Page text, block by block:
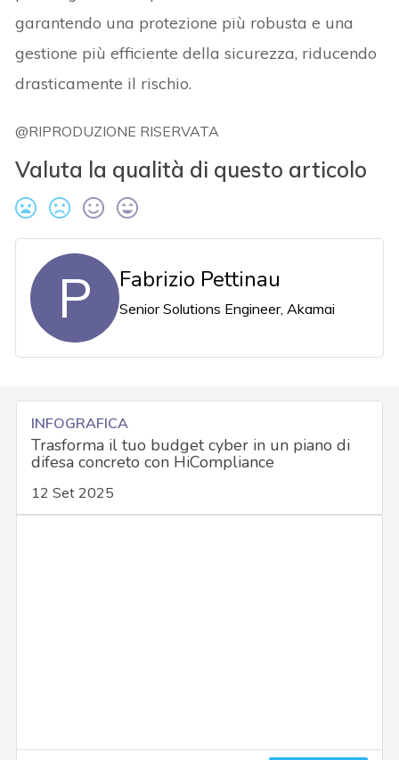
garantendo una protezione più robusta e una
gestione più efficiente della sicurezza, riducendo
drasticamente il rischio.
@RIPRODUZIONE RISERVATA
Valuta la qualità di questo articolo
P Fabrizio Pettinau
Senior Solutions Engineer, Akamai
INFOGRAFICA
Trasforma il tuo budget cyber in un piano di
difesa concreto con HiCompliance
12 Set 2025